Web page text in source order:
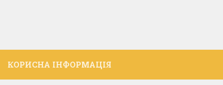
КОРИСНА ІНФОРМАЦІЯ